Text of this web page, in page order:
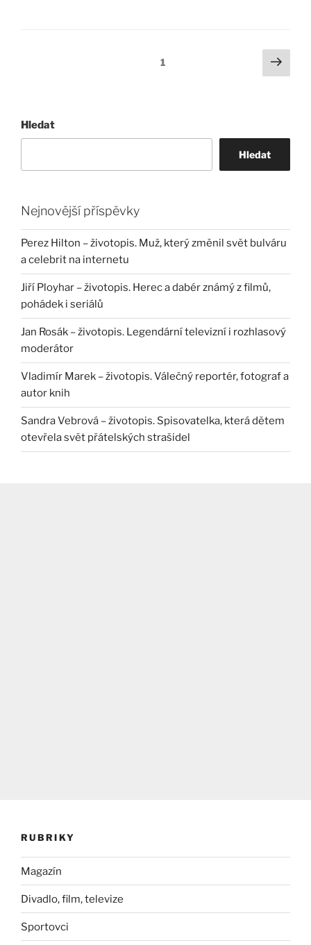
Stránka:1
Další
Hledat
Hledat
Nejnovější příspěvky
Perez Hilton – životopis. Muž, který změnil svět bulváru
a celebrit na internetu
Jiří Ployhar – životopis. Herec a dabér známý z filmů,
pohádek i seriálů
Jan Rosák – životopis. Legendární televizní i rozhlasový
moderátor
Vladimír Marek – životopis. Válečný reportér, fotograf a
autor knih
Sandra Vebrová – životopis. Spisovatelka, která dětem
otevřela svět přátelských strašidel
RUBRIKY
Magazín
Divadlo, film, televize
Sportovci